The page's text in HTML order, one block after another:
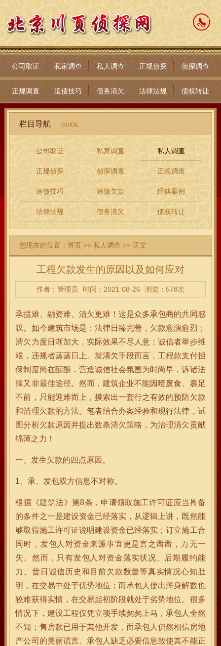
公司取证 私家调查 私人调查 正规侦探 侦探调查
正规调查 追债技巧 债务清欠 法律法规 债权转让
栏目导航 GUIDE
公司取证 私家调查 私人调查
正规侦探 侦探调查 正规调查
追债技巧 追缴欠款 经典案例
法律法规 债务清欠 债权转让
您现在的位置：首页 >>私人调查 >> 正文
工程欠款发生的原因以及如何应对
作者：管理员 时间：2021-08-26 浏览：578次
承揽难、融资难、清欠更难！这是众多承包商的共同感
叹。如今建筑市场是：法律日臻完善，欠款愈演愈烈；
清欠力度日渐加大，实际效果不尽人意；诚信者举步维
艰，违规者蒸蒸日上。就清欠手段而言，工程款支付担
保制度尚在酝酿，营造诚信社会氛围为时尚早，诉诸法
律又非最佳途径。然而，建筑企业不能因噎废食、裹足
不前，只能迎难而上，摸索出一套行之有效的预防欠款
和清理欠款的方法。笔者结合办案经验和现行法律，试
图分析欠款原因并提出数条清欠策略，为治理清欠贡献
绵薄之力！
一、发生欠款的四点原因。
1、承、发包双方信息不对称。
根据《建筑法》第8条，申请领取施工许可证应当具备
的条件之一是建设资金已经落实，从逻辑上讲，既然能
够取得施工许可证说明建设资金已经落实；订立施工合
同时，发包人对资金来源事宜更是言之凿凿，万无一
失。然而，只有发包人对资金落实状况、后期履约能
力、昔日诚信历史和目前欠款数量等真实情况心知肚
明，在交易中处于优势地位；而承包人使出浑身解数也
较难获得实情，在交易起初阶段就处于劣势地位。很多
情况下，建设工程仅凭立项手续匆匆上马，承包人全然
不知；售房款已用于其他开发，而承包人仍然相信房地
产公司的美丽谎言。承包人缺乏必要信息致使其不能正